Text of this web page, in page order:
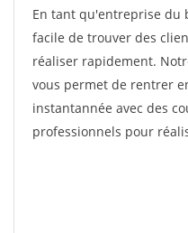
En tant qu'entreprise du
facile de trouver des
réaliser rapidement.
vous permet de rentrer
instantannée avec des
professionnels pour